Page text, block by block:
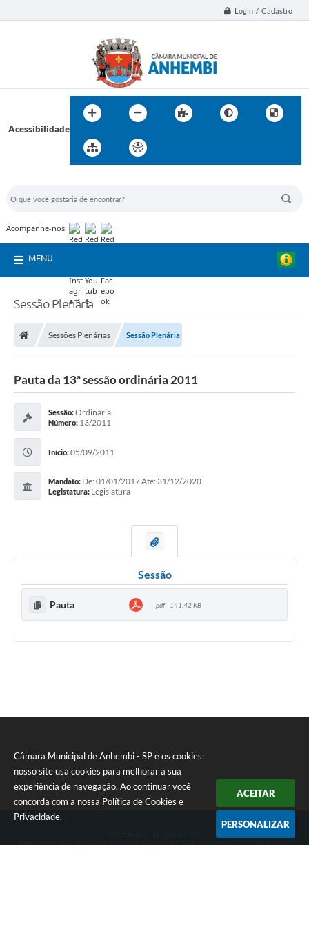
Câmara Municipal de Anhembi - SP e os cookies:
nosso site usa cookies para melhorar a sua
experiência de navegação. Ao continuar você
concorda com a nossa Política de Cookies e
Privacidade.
ACEITAR
PERSONALIZAR
Login / Cadastro
Acessibilidade
Acompanhe-nos:
MENU
Sessão Plenária
Sessões Plenárias Sessão Plenária
Pauta da 13ª sessão ordinária 2011
Sessão:Ordinária
Número: 13/2011
Início:05/09/2011
Mandato: De: 01/01/2017 Até: 31/12/2020
Legistatura: Legislatura
Sessão
Pauta pdf - 141,42 KB
Endereço: Rua: Salvador Luiz dos Santos, nº 776, Centro | CEP: 18630-047